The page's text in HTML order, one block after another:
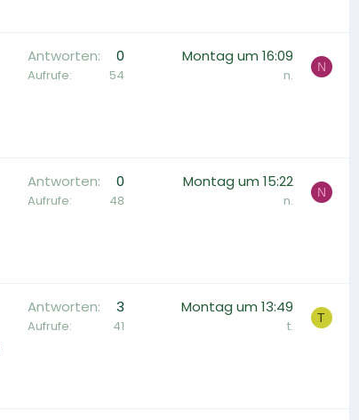
Antworten 0
Aufrufe 54
Montag um 16:09
n. N
Antworten 0
Aufrufe 48
Montag um 15:22
n. N
Antworten 3
Aufrufe 41
Montag um 13:49
t. T